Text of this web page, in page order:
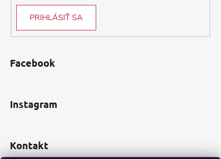
PRIHLÁSIŤ SA
Facebook
Instagram
Kontakt